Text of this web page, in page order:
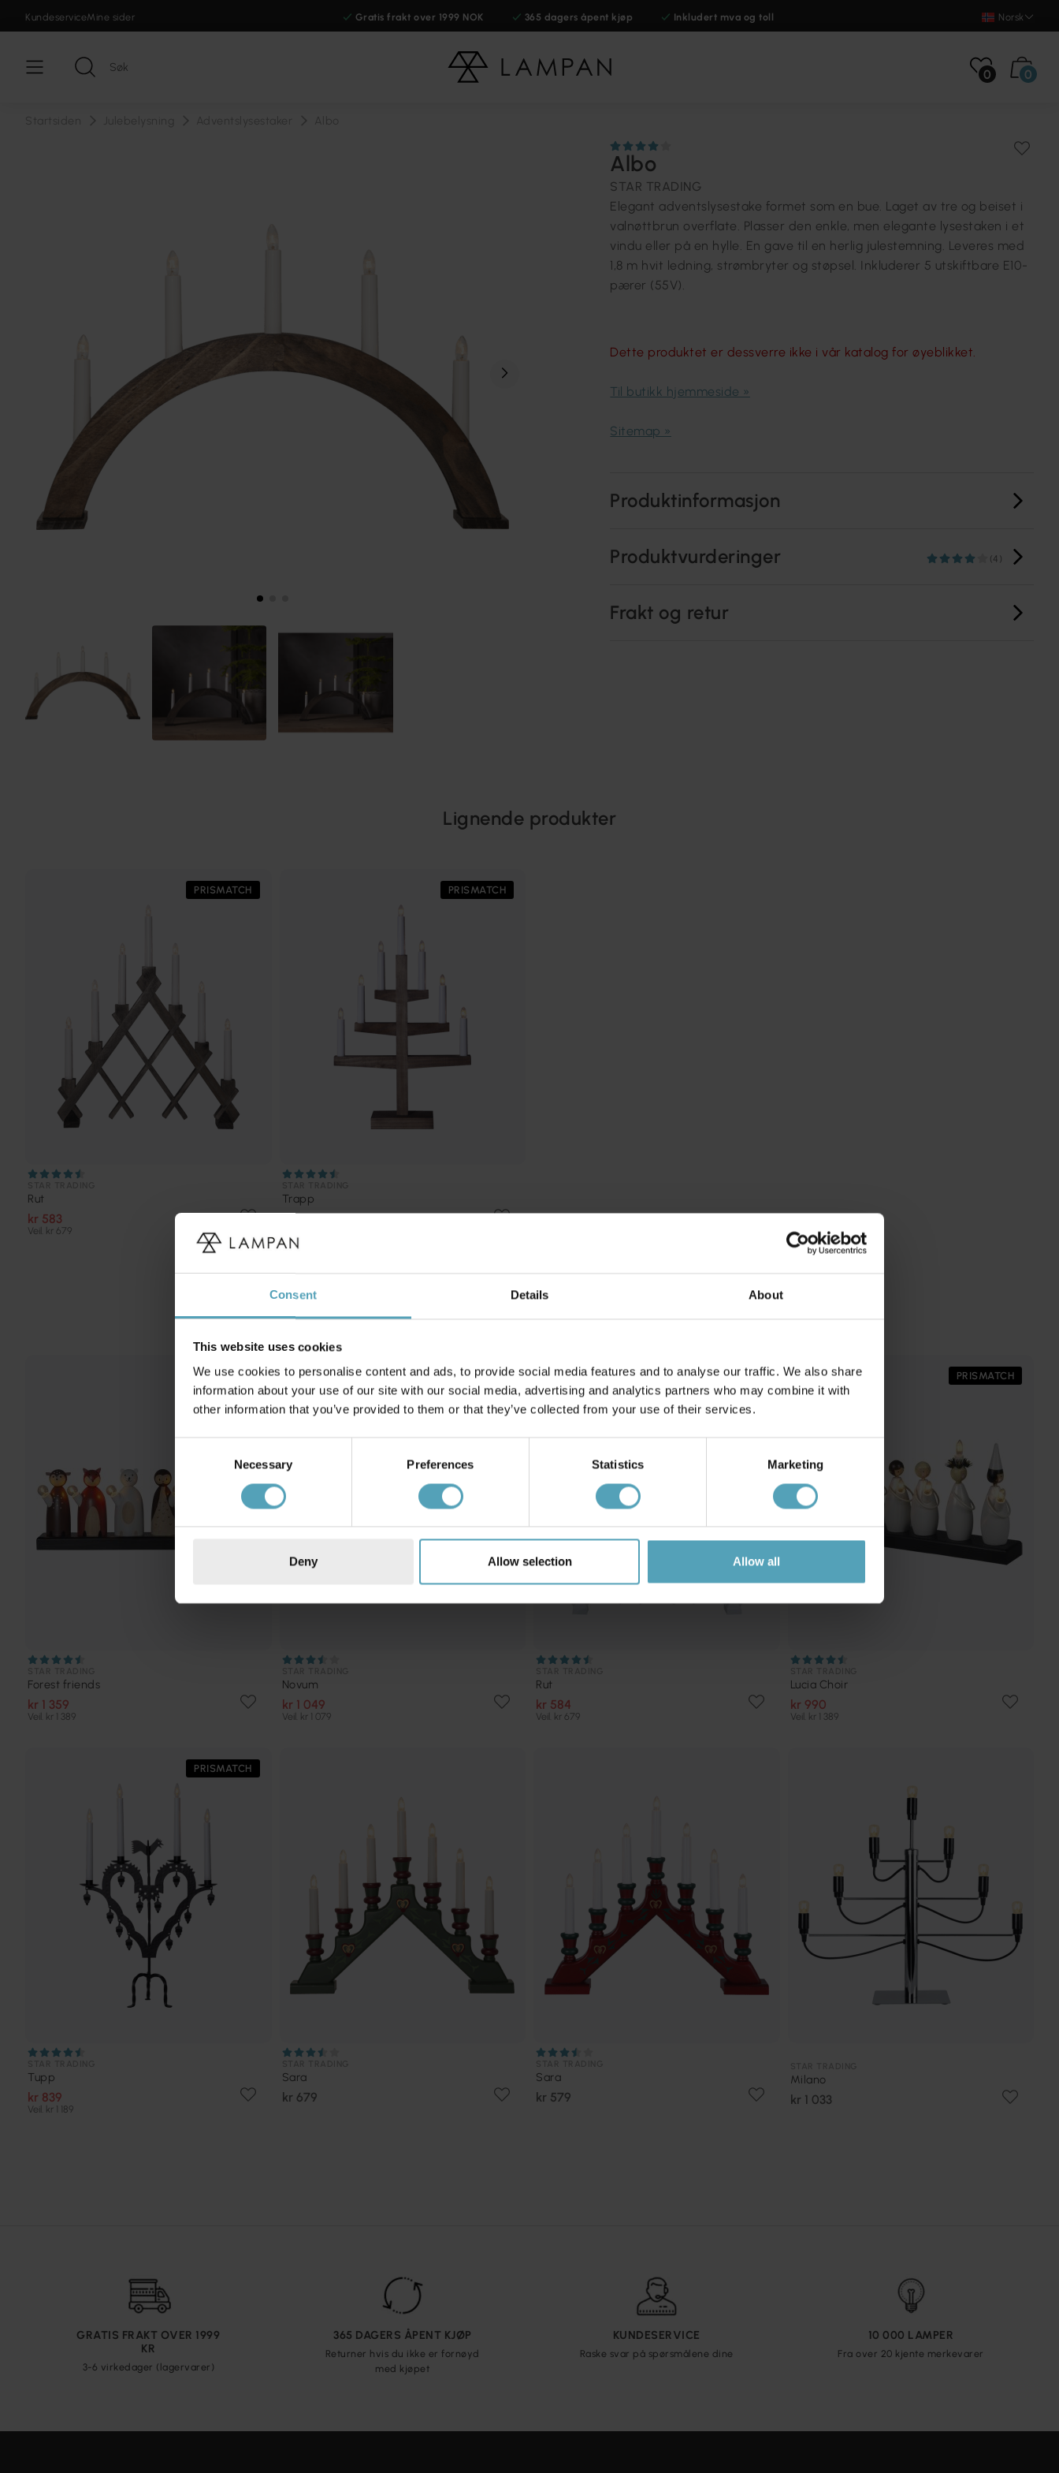
Consent Details About
This website uses cookies
We use cookies to personalise content and ads, to provide social media features and to analyse our traffic. We also share
information about your use of our site with our social media, advertising and analytics partners who may combine it with
other information that you’ve provided to them or that they’ve collected from your use of their services.
Necessary Preferences Statistics Marketing
Deny Allow selection Allow all
KundeserviceMine sider Gratis frakt over 1999 NOK 365 dagers åpent kjøp Inkludert mva og toll Norsk
0 0
Albo
STAR TRADING
Elegant adventslysestake formet som en bue. Laget av tre og beiset i
valnøttbrun overflate. Plasser den enkle, men elegante lysestaken i et
vindu eller på en hylle. En gave til en herlig julestemning. Leveres med
1,8 m hvit ledning, strømbryter og støpsel. Inkluderer 5 utskiftbare E10-
pærer (55V).
Dette produktet er dessverre ikke i vår katalog for øyeblikket.
Til butikk hjemmeside »
Sitemap »
Produktinformasjon
Produktvurderinger (4)
Frakt og retur
Lignende produkter
PRISMATCH
Rut
kr 583
Veil. kr 679
PRISMATCH
Trapp
kr 486
Andre kjøpte også
PRISMATCH
Forest friends
kr 1 359
Veil. kr 1 389
PRISMATCH
Novum
kr 1 049
Veil. kr 1 079
PRISMATCH
Rut
kr 584
Veil. kr 679
PRISMATCH
Lucia Choir
kr 990
Veil. kr 1 389
PRISMATCH
Tupp
kr 839
Veil. kr 1 189
Sara
kr 679
Sara
kr 579
Milano
kr 1 033
GRATIS FRAKT OVER 1999
KR
3-6 virkedager (lagervarer)
365 DAGERS ÅPENT KJØP
Returner hvis du ikke er fornøyd
med kjøpet
KUNDESERVICE
Raske svar på spørsmålene dine
10 000 LAMPER
Fra over 20 kjente merkevarer